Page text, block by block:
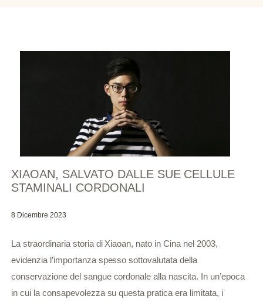
XIAOAN, SALVATO DALLE SUE CELLULE
STAMINALI CORDONALI
8 Dicembre 2023
La straordinaria storia di Xiaoan, nato in Cina nel 2003,
evidenzia l’importanza spesso sottovalutata della
conservazione del sangue cordonale alla nascita. In un’epoca
in cui la consapevolezza su questa pratica era limitata, i